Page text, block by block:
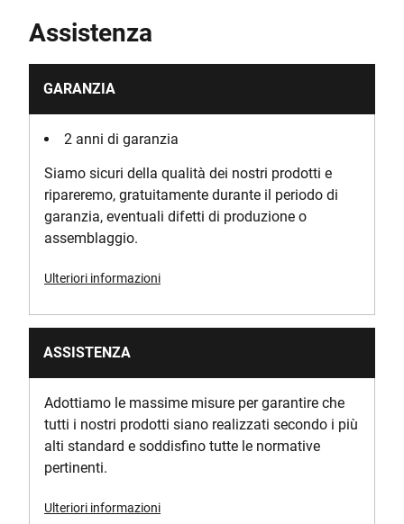
Assistenza
GARANZIA
2 anni di garanzia
Siamo sicuri della qualità dei nostri prodotti e
ripareremo, gratuitamente durante il periodo di
garanzia, eventuali difetti di produzione o
assemblaggio.
Ulteriori informazioni
ASSISTENZA
Adottiamo le massime misure per garantire che
tutti i nostri prodotti siano realizzati secondo i più
alti standard e soddisfino tutte le normative
pertinenti.
Ulteriori informazioni